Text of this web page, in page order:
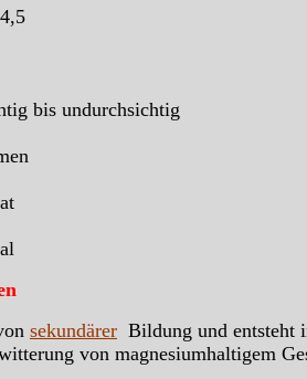
bis undurchsichtig
sekundärer Bildung und entsteht
von magnesiumhaltigem